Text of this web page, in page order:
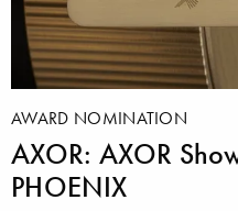
AWARD NOMINATION
AXOR: AXOR
PHOENIX